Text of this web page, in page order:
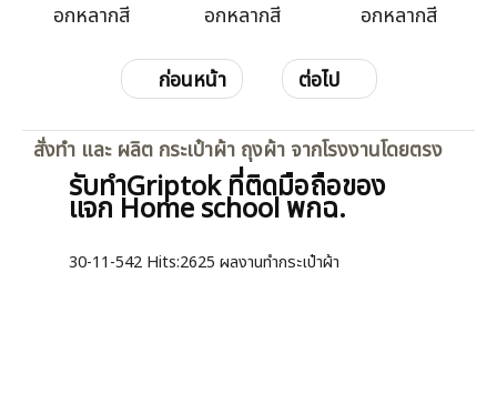
อกหลากสี
อกหลากสี
อกหลากสี
ก่อนหน้า ต่อไป
สั่งทำ และ ผลิต กระเป๋าผ้า ถุงผ้า จากโรงงานโดยตรง
รับทำGriptok ที่ติดมือถือของ
แจก Home school พกฉ.
30-11-542 Hits:2625 ผลงานทำกระเป๋าผ้า